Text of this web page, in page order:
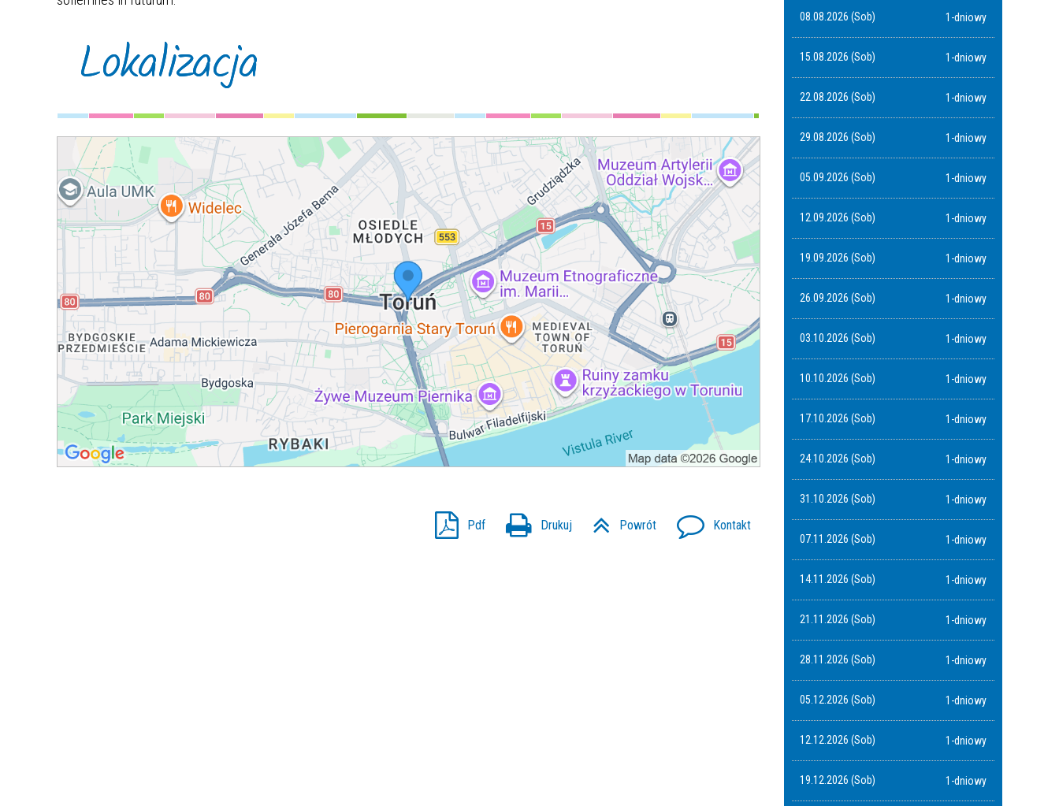
Lokalizacja
Pdf Drukuj Powrót Kontakt
08.08.2026 (Sob) 1-dniowy
15.08.2026 (Sob) 1-dniowy
22.08.2026 (Sob) 1-dniowy
29.08.2026 (Sob) 1-dniowy
05.09.2026 (Sob) 1-dniowy
12.09.2026 (Sob) 1-dniowy
19.09.2026 (Sob) 1-dniowy
26.09.2026 (Sob) 1-dniowy
03.10.2026 (Sob) 1-dniowy
10.10.2026 (Sob) 1-dniowy
17.10.2026 (Sob) 1-dniowy
24.10.2026 (Sob) 1-dniowy
31.10.2026 (Sob) 1-dniowy
07.11.2026 (Sob) 1-dniowy
14.11.2026 (Sob) 1-dniowy
21.11.2026 (Sob) 1-dniowy
28.11.2026 (Sob) 1-dniowy
05.12.2026 (Sob) 1-dniowy
12.12.2026 (Sob) 1-dniowy
19.12.2026 (Sob) 1-dniowy